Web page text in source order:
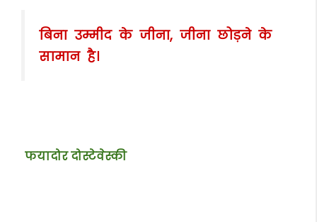
बिना उम्मीद के जीना, जीना छोड़ने के
सामान है।
फयादोर दोस्टेवेस्की